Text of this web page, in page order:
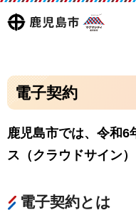
鹿児島
マグ
マシ
電子契約
鹿児島市では、令和6
ス（クラウドサイン）
電子契約とは